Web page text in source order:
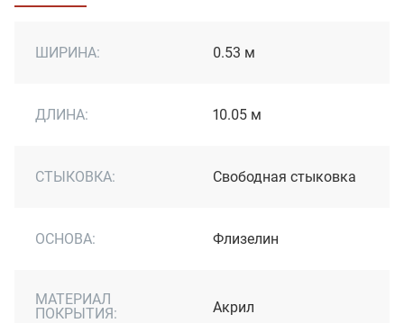
ШИРИНА: 0.53 м
ДЛИНА: 10.05 м
СТЫКОВКА: Свободная стыковка
ОСНОВА: Флизелин
МАТЕРИАЛ
ПОКРЫТИЯ:
Акрил